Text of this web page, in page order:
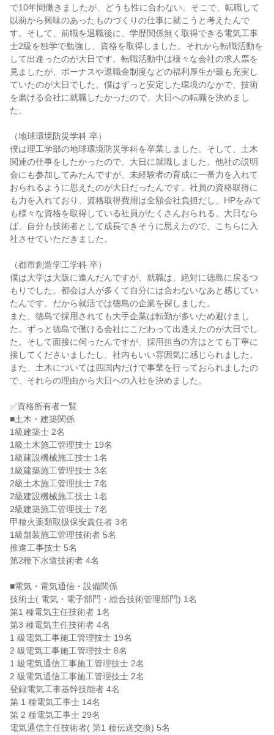
で10年間働きましたが、どうも性に合わない。そこで、転職して
以前から興味のあったものづくりの仕事に就こうと考えたんで
す。そして、前職を退職後に、学歴関係無く取得できる電気工事
士2級を独学で勉強し、資格を取得しました。それから転職活動を
して出逢ったのが大日です。転職活動中は様々な会社の求人票を
見ましたが、ボーナスや退職金制度などの福利厚生が最も充実し
ていたのが大日でした。僕はずっと安定した環境のなかで、技術
を磨ける会社に就職したかったので、大日への転職を決めまし
た。
（地球環境防災学科 卒）
僕は理工学部の地球環境防災学科を卒業しました。そして、土木
関連の仕事をしたかったので、大日に就職しました。他社の説明
会にも参加してみたんですが、未経験者の育成に一番力を入れて
おられるように思えたのが大日だったんです。社員の資格取得に
も力を入れており、資格取得費用は全額会社負担だし、HPをみて
も様々な資格を取得している社員がたくさんおられる。大日なら
ば、自分も技術者として成長できそうに思えたので、こちらに入
社させていただきました。
（都市創造学工学科 卒）
僕は大学は大阪に進んだんですが、就職は、絶対に徳島に戻るつ
もりでした。都会は人が多くて自分には合わないなあと感じてい
たんです。だから就活では徳島の企業を探しました。
また、徳島で採用されても大手企業は転勤が多いため避けまし
た。ずっと徳島で働ける会社にこだわって出逢えたのが大日でし
た。そして面接に伺ったんですが、採用担当の方はとても丁寧に
接してくださいましたし、社内もいい雰囲気に感じられました。
また、土木については四国内だけで事業を行っておられましたの
で、それらの理由から大日への入社を決めました。
✅資格所有者一覧
■土木・建築関係
1級建築士 2名
1級土木施工管理技士 19名
1級建設機械施工技士 1名
1級建築施工管理技士 3名
2級土木施工管理技士 7名
2級建設機械施工技士 1名
2級建築施工管理技士 7名
甲種火薬類取扱保安責任者 3名
1級舗装施工管理技術者 5名
推進工事技士 5名
第2種下水道技術者 4名
■電気・電気通信・設備関係
技術士( 電気・電子部門・総合技術管理部門) 1名
第1 種電気主任技術者 1名
第3 種電気主任技術者 4名
1 級電気工事施工管理技士 19名
2 級電気工事施工管理技士 8名
1 級電気通信工事施工管理技士 2名
2 級電気通信工事施工管理技士 2名
登録電気工事基幹技能者 4名
第 1 種電気工事士 14名
第 2 種電気工事士 29名
電気通信主任技術者( 第1 種伝送交換) 5名